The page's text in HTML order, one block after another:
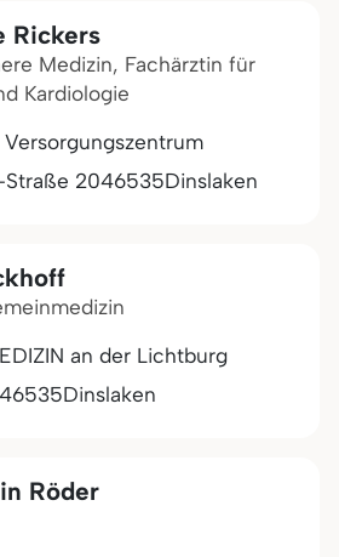
Rickers
Medizin, Fachärztin für
Kardiologie
2046535Dinslaken
an der Lichtburg
46535Dinslaken
Röder